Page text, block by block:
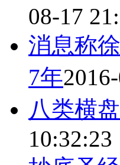
08-17
消息称
7年
八类横
10:32:23